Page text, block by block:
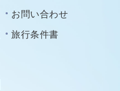
お問い合わせ
旅行条件書